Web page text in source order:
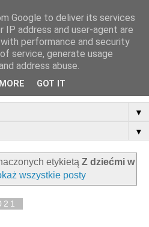
▼
▼
etykietą Z dziećmi w
wszystkie posty
Google to deliver its services
IP address and user-agent are
performance and security
service, generate usage
address abuse.
GOT IT